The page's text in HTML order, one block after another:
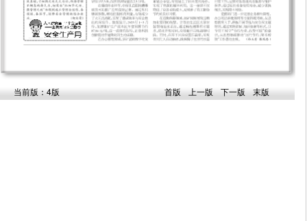
当前版：4版 首版 上一版 下一版 末版